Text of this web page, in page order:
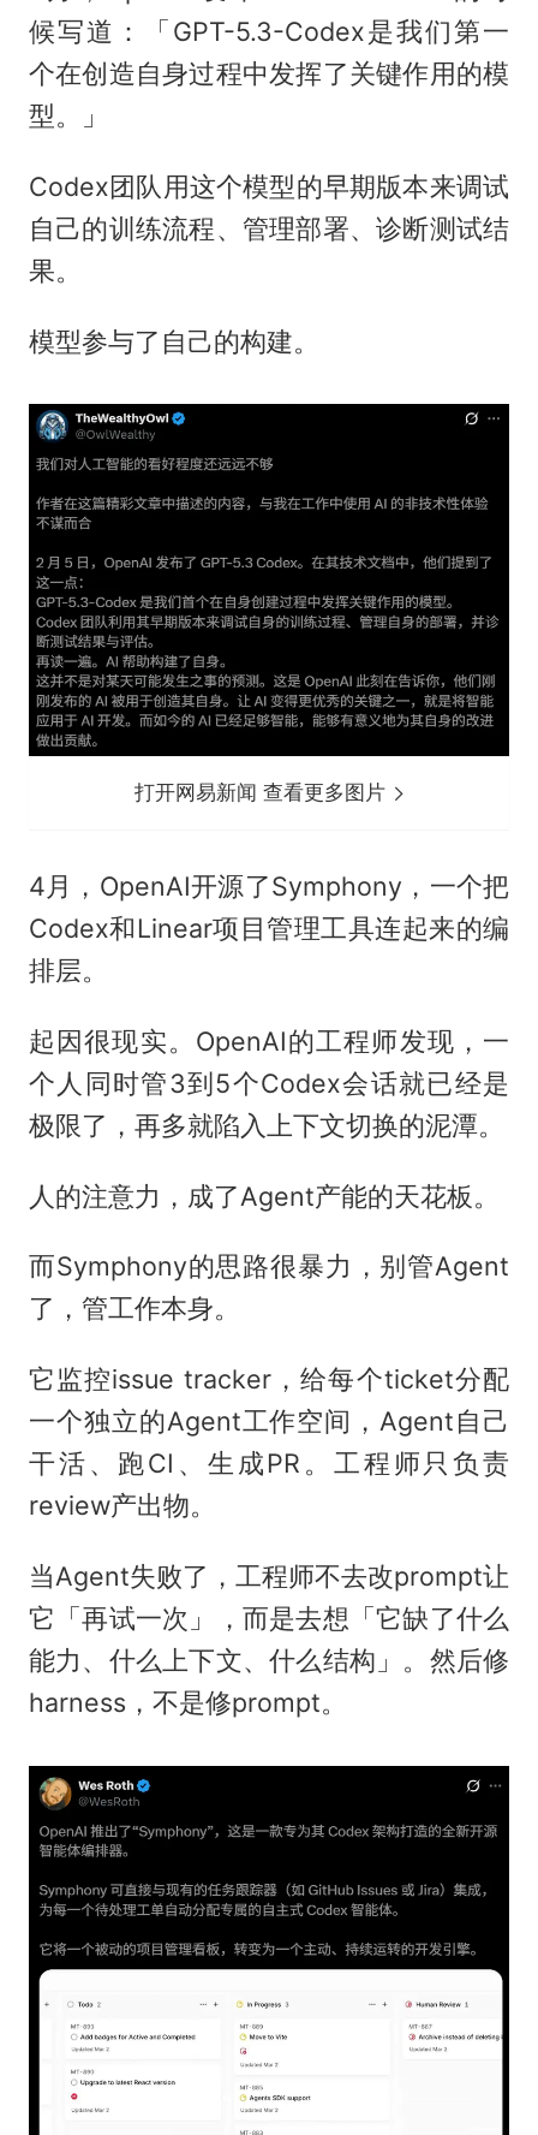
候写道：「GPT-5.3-Codex是我们第一
个在创造自身过程中发挥了关键作用的模
型。」
Codex团队用这个模型的早期版本来调试
自己的训练流程、管理部署、诊断测试结
果。
模型参与了自己的构建。
打开网易新闻 查看更多图片
4月，OpenAI开源了Symphony，一个把
Codex和Linear项目管理工具连起来的编
排层。
起因很现实。OpenAI的工程师发现，一
个人同时管3到5个Codex会话就已经是
极限了，再多就陷入上下文切换的泥潭。
人的注意力，成了Agent产能的天花板。
而Symphony的思路很暴力，别管Agent
了，管工作本身。
它监控issue tracker，给每个ticket分配
一个独立的Agent工作空间，Agent自己
干活、跑CI、生成PR。工程师只负责
review产出物。
当Agent失败了，工程师不去改prompt让
它「再试一次」，而是去想「它缺了什么
能力、什么上下文、什么结构」。然后修
harness，不是修prompt。